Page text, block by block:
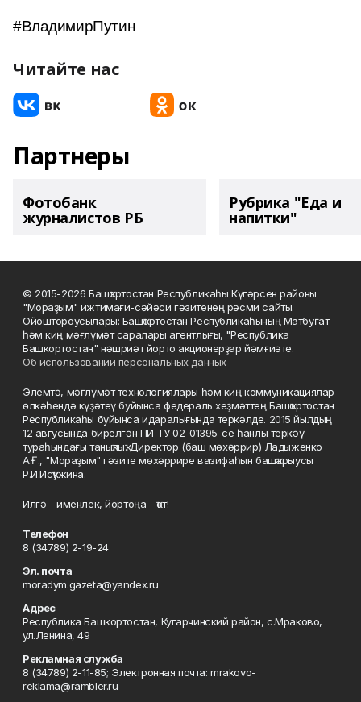
#ВладимирПутин
Читайте нас
Партнеры
Фотобанк
журналистов РБ
Рубрика "Еда и
напитки"
© 2015-2026 Башҡортостан Республикаһы Күгәрсен районы
"Мораҙым" ижтимағи-сәйәси гәзитенең рәсми сайты.
Ойоштороусылары: Башҡортостан Республикаһының Матбуғат
һәм киң мәғлүмәт саралары агентлығы, "Республика
Башкортостан" нәшриәт йорто акционерҙар йәмғиәте.
Об использовании персональных данных
Элемтә, мәғлүмәт технологиялары һәм киң коммуникациялар
өлкәһендә күҙәтеү буйынса федераль хеҙмәттең Башҡортостан
Республикаһы буйынса идаралығында теркәлде. 2015 йылдың
12 авгусында бирелгән ПИ ТУ 02-01395-се һанлы теркәү
тураһындағы таныҡлыҡ. Директор (баш мөхәррир) Ладыженко
А.Ғ., "Мораҙым" гәзите мөхәррире вазифаһын башҡарыусы
Р.И.Исҡужина.
Илгә - именлек, йортоңа - ҡот!
Телефон
8 (34789) 2-19-24
Эл. почта
moradym.gazeta@yandex.ru
Адрес
Республика Башкортостан, Кугарчинский район, с.Мраково,
ул.Ленина, 49
Рекламная служба
8 (34789) 2-11-85; Электронная почта: mrakovo-
reklama@rambler.ru